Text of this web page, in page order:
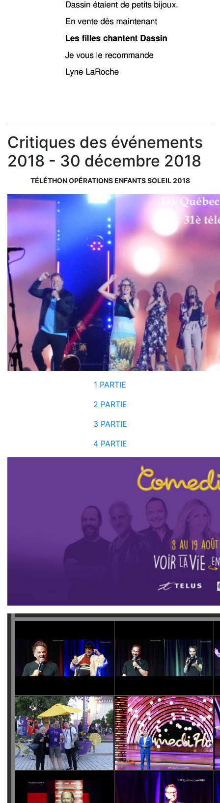
Critiques des événements
2018 - 30 décembre 2018
TÉLÉTHON OPÉRATIONS ENFANTS SOLEIL 2018
1 PARTIE
2 PARTIE
3 PARTIE
4 PARTIE